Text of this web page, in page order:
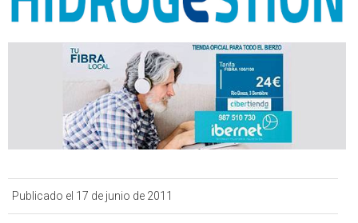
Publicado el 17 de junio de 2011